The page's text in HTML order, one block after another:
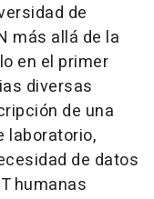
de
más allá de la
en el primer
diversas
de una
laboratorio,
de datos
humanas